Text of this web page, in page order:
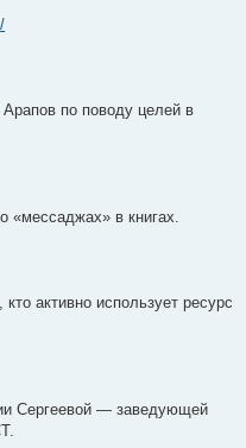
по поводу целей в
«мессаджах» в книгах.
активно использует ресурс
Сергеевой — заведующей